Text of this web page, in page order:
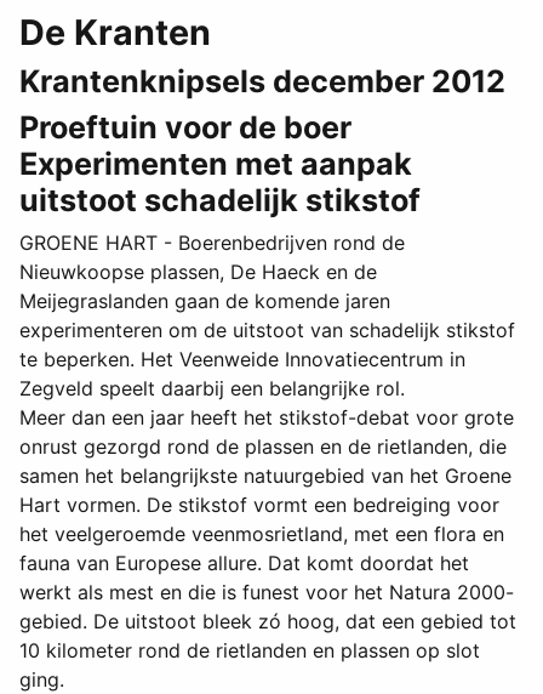
De Kranten
Krantenknipsels december 2012
Proeftuin voor de boer
Experimenten met aanpak
uitstoot schadelijk stikstof
GROENE HART - Boerenbedrijven rond de
Nieuwkoopse plassen, De Haeck en de
Meijegraslanden gaan de komende jaren
experimenteren om de uitstoot van schadelijk stikstof
te beperken. Het Veenweide Innovatiecentrum in
Zegveld speelt daarbij een belangrijke rol.
Meer dan een jaar heeft het stikstof-debat voor grote
onrust gezorgd rond de plassen en de rietlanden, die
samen het belangrijkste natuurgebied van het Groene
Hart vormen. De stikstof vormt een bedreiging voor
het veelgeroemde veenmosrietland, met een flora en
fauna van Europese allure. Dat komt doordat het
werkt als mest en die is funest voor het Natura 2000-
gebied. De uitstoot bleek zó hoog, dat een gebied tot
10 kilometer rond de rietlanden en plassen op slot
ging.